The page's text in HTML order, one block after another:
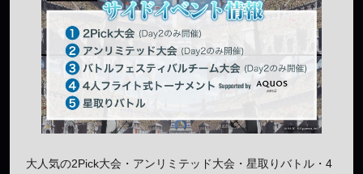
大人気の2Pick大会・アンリミテッド大会・星取りバトル・4